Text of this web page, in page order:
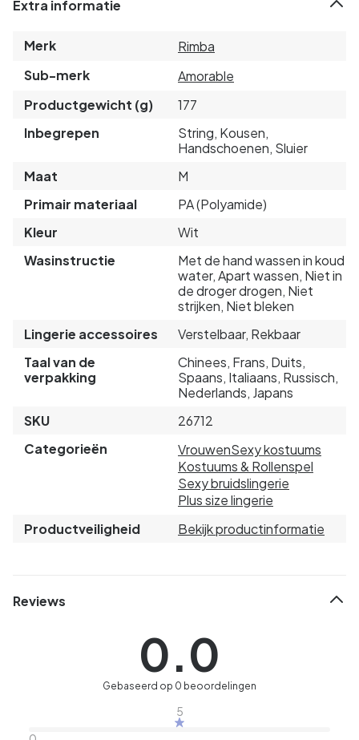
Extra informatie
Merk
Rimba
Sub-merk
Amorable
Productgewicht (g)
177
Inbegrepen
String, Kousen,
Handschoenen, Sluier
Maat
M
Primair materiaal
PA (Polyamide)
Kleur
Wit
Wasinstructie
Met de hand wassen in koud
water, Apart wassen, Niet in
de droger drogen, Niet
strijken, Niet bleken
Lingerie accessoires
Verstelbaar, Rekbaar
Taal van de
verpakking
Chinees, Frans, Duits,
Spaans, Italiaans, Russisch,
Nederlands, Japans
SKU
26712
Categorieën
VrouwenSexy kostuums
Kostuums & Rollenspel
Sexy bruidslingerie
Plus size lingerie
Productveiligheid
Bekijk productinformatie
Reviews
0.0
Gebaseerd op 0 beoordelingen
5